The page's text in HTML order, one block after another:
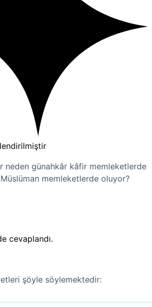
neden günahkâr kâfir memleketlerde
memleketlerde oluyor?
cevaplandı.
şöyle söylemektedir: